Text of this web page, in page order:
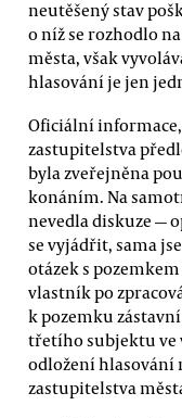
neutěšený stav
o níž se rozhodlo
města, však
hlasování je jen
Oficiální
zastupitelstva
byla zveřejněna
konáním. Na
nevedla diskuze —
se vyjádřit, sama
otázek s
vlastník po
k pozemku
třetího subjektu ve
odložení hlasování
zastupitelstva